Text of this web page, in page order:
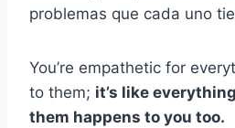
problemas que cada uno
You’re empathetic for
to them; it’s like
them happens to you too.